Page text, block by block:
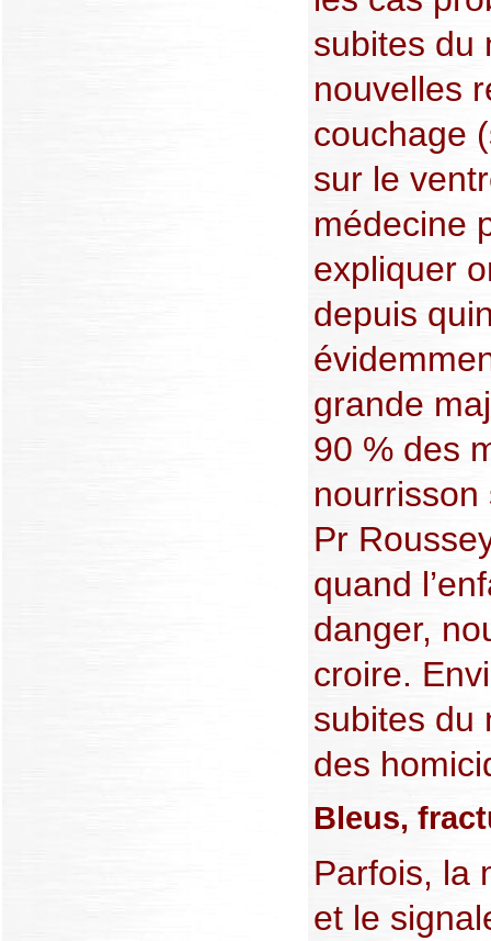
subites du
nouvelles
couchage
sur le
médecine
expliquer
depuis
grande
90 % des
Pr
quand
danger,
croire.
subites du
des
Bleus,
Parfois, la
et le